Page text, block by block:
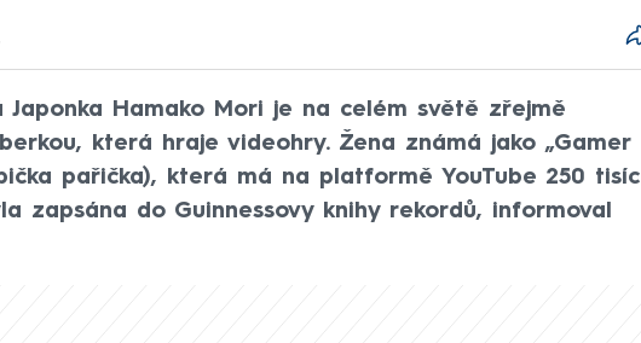
Japonka Hamako Mori je na celém světě zřejmě
která hraje videohry. Žena známá jako „Gamer
pařička), která má na platformě YouTube 250 tisíc
zapsána do Guinnessovy knihy rekordů, informoval